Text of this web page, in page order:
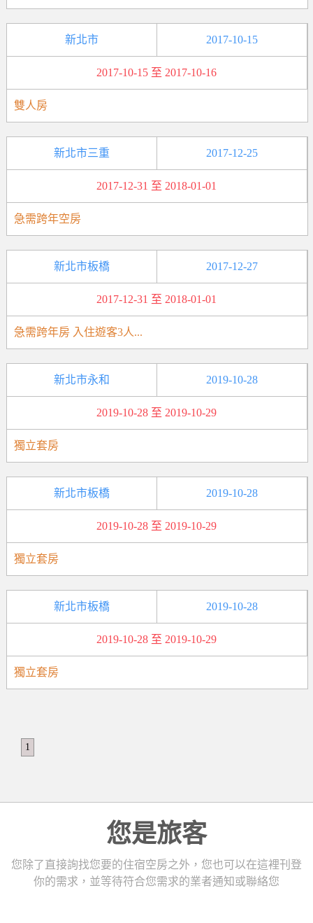
新北市 2017-10-15
2017-10-15 至 2017-10-16
雙人房
新北市三重 2017-12-25
2017-12-31 至 2018-01-01
急需跨年空房
新北市板橋 2017-12-27
2017-12-31 至 2018-01-01
急需跨年房 入住遊客3人...
新北市永和 2019-10-28
2019-10-28 至 2019-10-29
獨立套房
新北市板橋 2019-10-28
2019-10-28 至 2019-10-29
獨立套房
新北市板橋 2019-10-28
2019-10-28 至 2019-10-29
獨立套房
1
您是旅客
您除了直接詢找您要的住宿空房之外，您也可以在這裡刊登
你的需求，並等待符合您需求的業者通知或聯絡您